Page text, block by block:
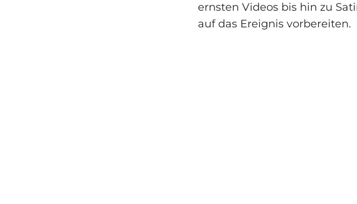
ernsten Videos bis hin zu
auf das Ereignis vorbereiten.